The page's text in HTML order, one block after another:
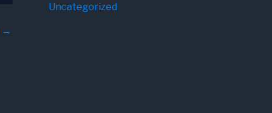
→
Uncategorized